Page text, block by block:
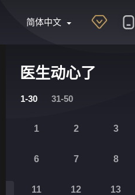
简体中文
医生动心了
1-30 31-50
1 2 3
6 7 8
11 12 13